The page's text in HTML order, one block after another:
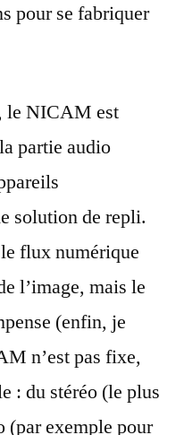
pour se fabriquer
le NICAM est
partie audio
solution de repli.
flux numérique
l’image, mais le
(enfin, je
n’est pas fixe,
: du stéréo (le plus
(par exemple pour